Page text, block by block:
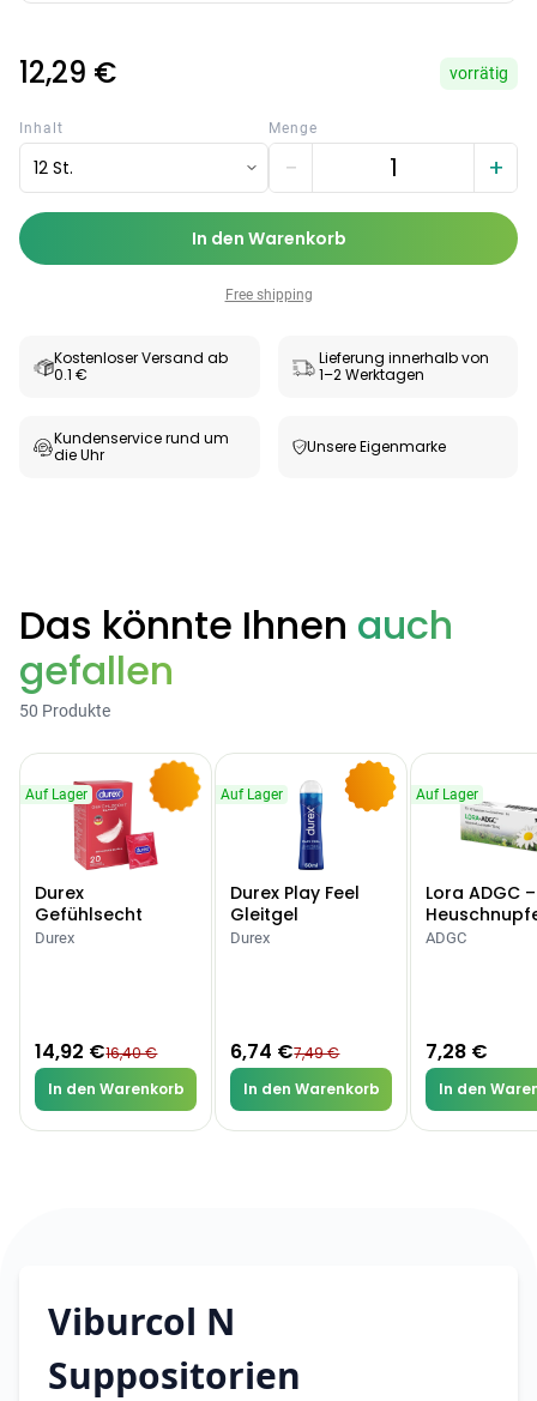
Categories
12,29 € vorrätig
Inhalt
12 St.
Menge
− +
In den Warenkorb
Free shipping
Kostenloser Versand ab
0.1 €
Lieferung innerhalb von
1–2 Werktagen
Kundenservice rund um
die Uhr
Unsere Eigenmarke
Das könnte Ihnen auch
gefallen
50 Produkte
-9%
Auf Lager
Durex
Gefühlsecht
Classic Kondome
Durex
14,92 €16,40 €
In den Warenkorb
-10%
Auf Lager
Durex Play Feel
Gleitgel
Durex
6,74 €7,49 €
In den Warenkorb
Auf Lager
Lora ADGC
Allergien
ADGC
7,28 €
In den
Viburcol N
Suppositorien